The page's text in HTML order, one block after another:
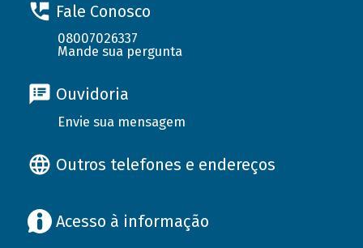
Fale Conosco
08007026337
Mande sua pergunta
Ouvidoria
Envie sua mensagem
Outros telefones e endereços
Acesso à informação